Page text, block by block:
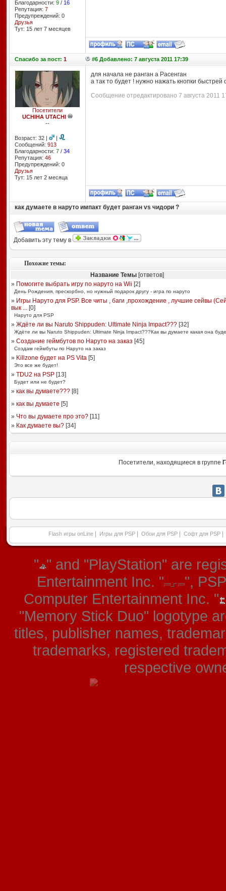
Благодарности: 9/ 16
Репутация: 7
Предупреждений: 0
Друзья
Тут: 15 лет 7 месяцев
Спасибоза пост: 1 #6 Добавлено: 7 августа 2011 17:39
Посетители
UCHIHA UTACHI
--
Возраст: 32 |
|
Сообщений: 913
Благодарности: 7/ 34
Репутация: 46
Предупреждений: 0
Друзья
Тут: 15 лет 2 месяцa
для начала не ранган а Расенган
а так то будет ! нужно нажать кнопки
Сообщение отредактировано 7 августа 2011
как думаете в наруто импакт будет ранган vs чидори ?
Добавить эту тему в
Похожие темы:
Название Темы [ответов]
» Помогите выбрать игру по наруто на Wii [2]
День Рождения, прескорбно, но нужный подарок другу - игра по наруто
» Игры Наруто для PSP. Все читы , баги ,прохождение , лучшие сейвы
вык ...[0]
Наруто для PSP
» Ждёте ли вы Naruto Shippuden: Ultimate Ninja Impact???[32]
Ждёте ли вы Naruto Shippuden: Ultimate Ninja Impact???Как вы думаете какая она
» Создание геймбутов по Наруто на заказ [45]
Создам геймбуты по Наруто на заказ
» Killzone будет на PS Vita[5]
Это все же будет!
» TDU2 на PSP[13]
Будет или не будет?
» как вы думаете???[8]
» как вы думаете [5]
» Что вы думаете про это?[11]
» Как думаете вы?[34]
Посетители, находящиеся в группе
Flash игры onLine Игры для PSP Обои для PSP Софт для PSP
" " and "PlayStation" are
Entertainment Inc. "
",
Computer Entertainment Inc. "
"Memory Stick Duo" logotype
titles, publisher names,
trademarks, registered
respective